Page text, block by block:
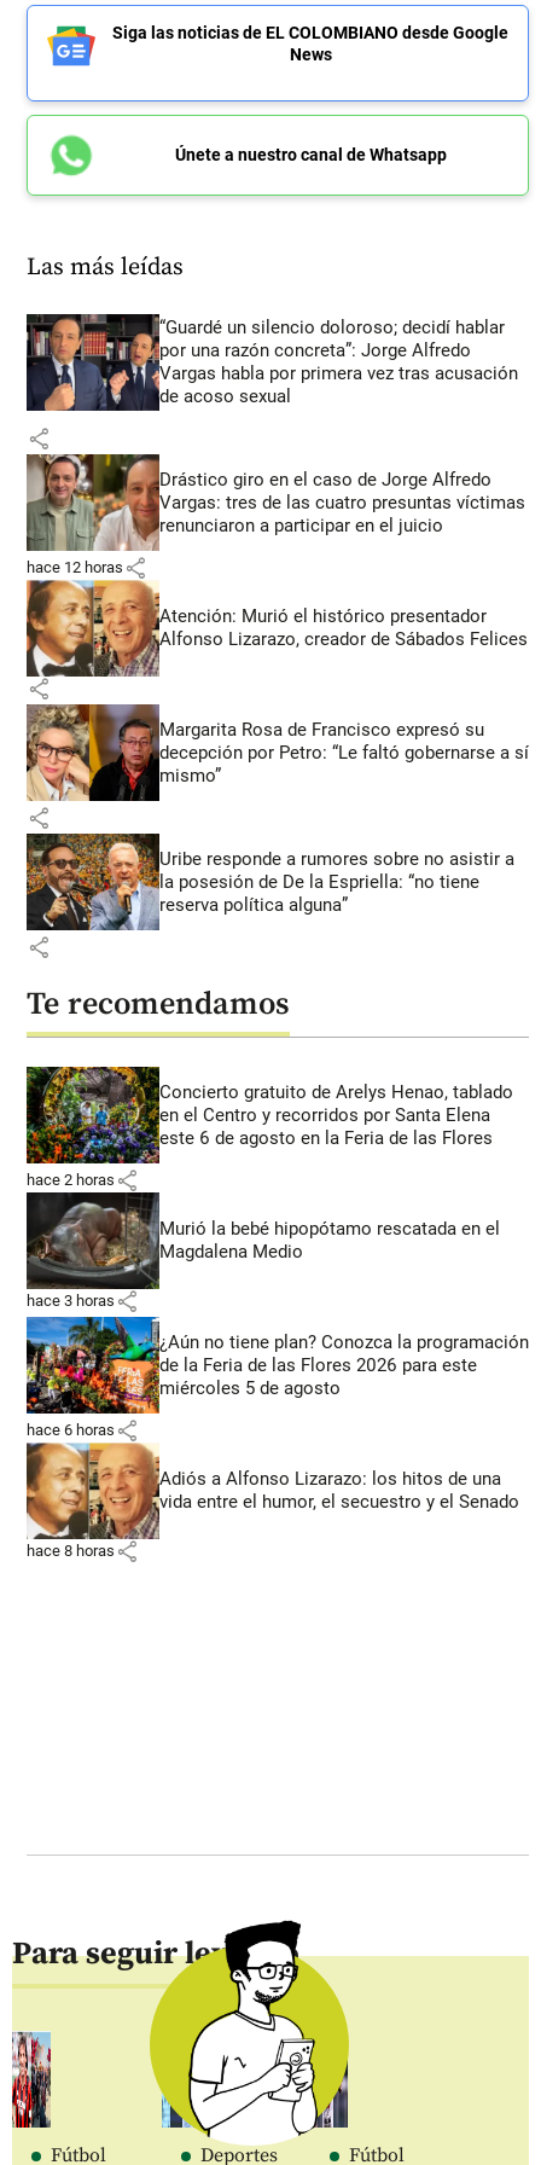
Siga las noticias de EL COLOMBIANO desde Google
News
Únete a nuestro canal de Whatsapp
Las más leídas
“Guardé un silencio doloroso; decidí hablar
por una razón concreta”: Jorge Alfredo
Vargas habla por primera vez tras acusación
de acoso sexual
share
Drástico giro en el caso de Jorge Alfredo
Vargas: tres de las cuatro presuntas víctimas
renunciaron a participar en el juicio
hace 12 horas share
Atención: Murió el histórico presentador
Alfonso Lizarazo, creador de Sábados Felices
share
Margarita Rosa de Francisco expresó su
decepción por Petro: “Le faltó gobernarse a sí
mismo”
share
Uribe responde a rumores sobre no asistir a
la posesión de De la Espriella: “no tiene
reserva política alguna”
share
Te recomendamos
Concierto gratuito de Arelys Henao, tablado
en el Centro y recorridos por Santa Elena
este 6 de agosto en la Feria de las Flores
hace 2 horas share
Murió la bebé hipopótamo rescatada en el
Magdalena Medio
hace 3 horas share
¿Aún no tiene plan? Conozca la programación
de la Feria de las Flores 2026 para este
miércoles 5 de agosto
hace 6 horas share
Adiós a Alfonso Lizarazo: los hitos de una
vida entre el humor, el secuestro y el Senado
hace 8 horas share
Para seguir leyendo
Fútbol Deportes Fútbol